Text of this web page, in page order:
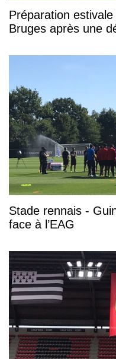
Préparation
Bruges après une
Stade rennais -
face à l’EAG